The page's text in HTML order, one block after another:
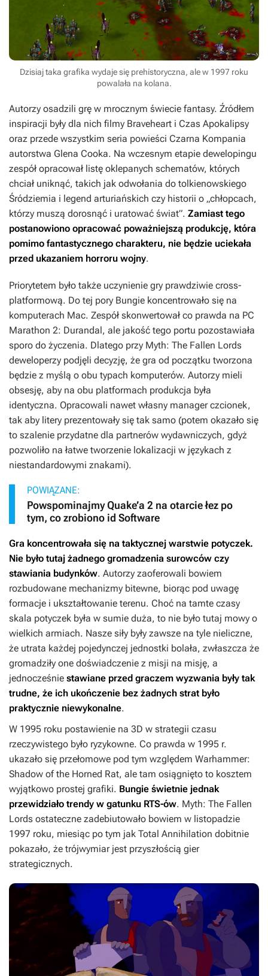
Dzisiaj taka grafika wydaje się prehistoryczna, ale w 1997 roku
powalała na kolana.
Autorzy osadzili grę w mrocznym świecie fantasy. Źródłem
inspiracji były dla nich filmy Braveheart i Czas Apokalipsy
oraz przede wszystkim seria powieści Czarna Kompania
autorstwa Glena Cooka. Na wczesnym etapie dewelopingu
zespół opracował listę oklepanych schematów, których
chciał uniknąć, takich jak odwołania do tolkienowskiego
Śródziemia i legend arturiańskich czy historii o „chłopcach,
którzy muszą dorosnąć i uratować świat”. Zamiast tego
postanowiono opracować poważniejszą produkcję, która
pomimo fantastycznego charakteru, nie będzie uciekała
przed ukazaniem horroru wojny.
Priorytetem było także uczynienie gry prawdziwie cross-
platformową. Do tej pory Bungie koncentrowało się na
komputerach Mac. Zespół skonwertował co prawda na PC
Marathon 2: Durandal , ale jakość tego portu pozostawiała
sporo do życzenia. Dlatego przy Myth: The Fallen Lords
deweloperzy podjęli decyzję, że gra od początku tworzona
będzie z myślą o obu typach komputerów. Autorzy mieli
obsesję, aby na obu platformach produkcja była
identyczna. Opracowali nawet własny manager czcionek,
tak aby litery prezentowały się tak samo (potem okazało się
to szalenie przydatne dla partnerów wydawniczych, gdyż
pozwoliło na łatwe tworzenie lokalizacji w językach z
niestandardowymi znakami).
POWIĄZANE:
Powspominajmy Quake’a 2 na otarcie łez po
tym, co zrobiono id Software
Gra koncentrowała się na taktycznej warstwie potyczek.
Nie było tutaj żadnego gromadzenia surowców czy
stawiania budynków. Autorzy zaoferowali bowiem
rozbudowane mechanizmy bitewne, biorąc pod uwagę
formacje i ukształtowanie terenu. Choć na tamte czasy
skala potyczek była w sumie duża, to nie było tutaj mowy o
wielkich armiach. Nasze siły były zawsze na tyle nieliczne,
że utrata każdej pojedynczej jednostki bolała, zwłaszcza że
gromadziły one doświadczenie z misji na misję, a
jednocześnie stawiane przed graczem wyzwania były tak
trudne, że ich ukończenie bez żadnych strat było
praktycznie niewykonalne.
W 1995 roku postawienie na 3D w strategii czasu
rzeczywistego było ryzykowne. Co prawda w 1995 r.
ukazało się przełomowe pod tym względem Warhammer:
Shadow of the Horned Rat, ale tam osiągnięto to kosztem
wyjątkowo prostej grafiki. Bungie świetnie jednak
przewidziało trendy w gatunku RTS-ów. Myth: The Fallen
Lords ostateczne zadebiutowało bowiem w listopadzie
1997 roku, miesiąc po tym jak Total Annihilation dobitnie
pokazało, że trójwymiar jest przyszłością gier
strategicznych.